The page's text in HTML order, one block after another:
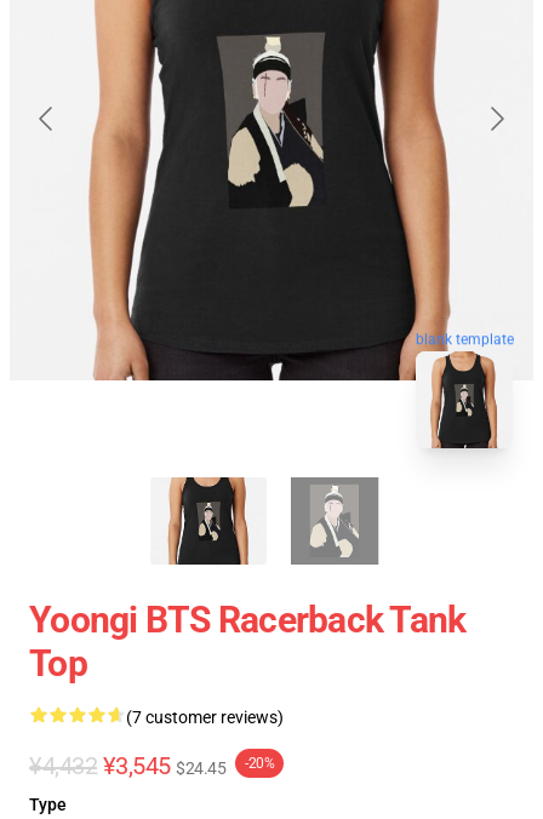
blank template
Yoongi BTS Racerback Tank
Top
(7 customer reviews)
¥4,432 ¥3,545 $24.45 -20%
Type